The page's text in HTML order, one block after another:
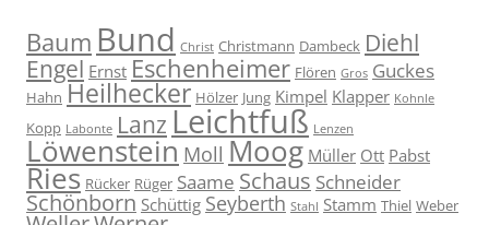
Baum Bund Christ Christmann Dambeck Diehl
Engel Ernst Eschenheimer Flören Gros Guckes
Hahn Heilhecker Hölzer Jung Kimpel Klapper Kohnle
Kopp Labonte LanzLeichtfuß Lenzen
Löwenstein Moll Moog Müller Ott Pabst
Ries Rücker Rüger Saame Schaus Schneider
Schönborn Schüttig Seyberth Stahl Stamm Thiel Weber